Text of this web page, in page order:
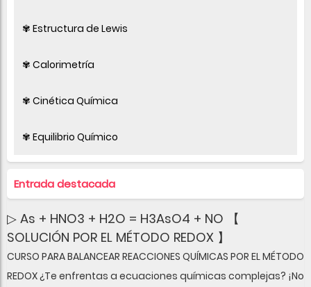
✾ Estructura de Lewis
✾ Calorimetría
✾ Cinética Química
✾ Equilibrio Químico
Entrada destacada
▷ As + HNO3 + H2O = H3AsO4 + NO 【
SOLUCIÓN POR EL MÉTODO REDOX 】
CURSO PARA BALANCEAR REACCIONES QUÍMICAS POR EL MÉTODO
REDOX ¿Te enfrentas a ecuaciones químicas complejas? ¡No